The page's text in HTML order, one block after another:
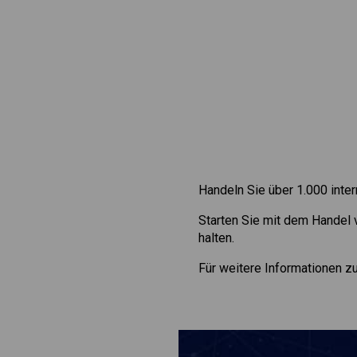
Handeln Sie über 1.000
Starten Sie mit dem Handel
halten.
Für weitere Informationen